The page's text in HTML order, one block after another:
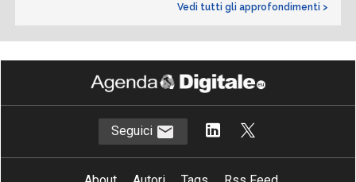
Vedi tutti gli approfondimenti >
Seguici